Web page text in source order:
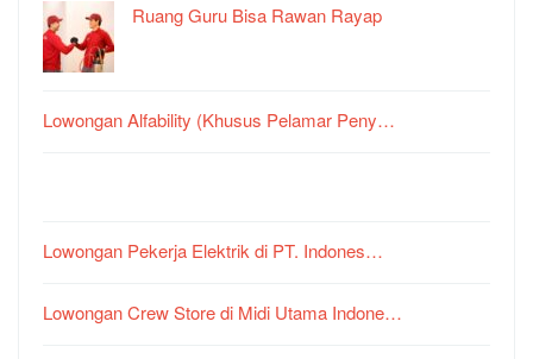
Ruang Guru Bisa Rawan Rayap
Lowongan Alfability (Khusus Pelamar Peny…
Lowongan Pekerja Elektrik di PT. Indones…
Lowongan Crew Store di Midi Utama Indone…